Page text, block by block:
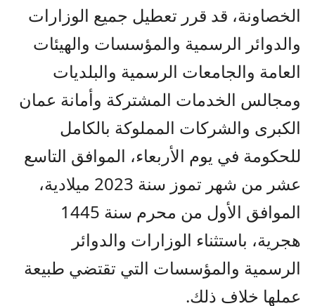
الخصاونة، قد قرر تعطيل جميع الوزارات
والدوائر الرسمية والمؤسسات والهيئات
العامة والجامعات الرسمية والبلديات
ومجالس الخدمات المشتركة وأمانة عمان
الكبرى والشركات المملوكة بالكامل
للحكومة في يوم الأربعاء، الموافق التاسع
عشر من شهر تموز سنة 2023 ميلادية،
الموافق الأول من محرم سنة 1445
هجرية، باستثناء الوزارات والدوائر
الرسمية والمؤسسات التي تقتضي طبيعة
عملها خلاف ذلك.